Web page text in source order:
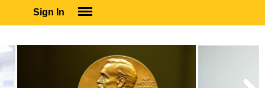
Sign In
SUBSCRIBE
EDUCATIONAL LICENSES